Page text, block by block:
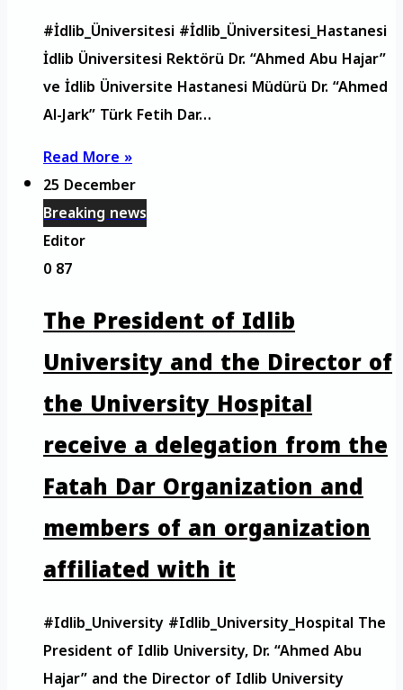
#İdlib_Üniversitesi #İdlib_Üniversitesi_Hastanesi
İdlib Üniversitesi Rektörü Dr. “Ahmed Abu Hajar”
ve İdlib Üniversite Hastanesi Müdürü Dr. “Ahmed
Al-Jark” Türk Fetih Dar…
Read More »
25 December
Breaking news
Editor
087
The President of Idlib
University and the Director of
the University Hospital
receive a delegation from the
Fatah Dar Organization and
members of an organization
affiliated with it
#Idlib_University #Idlib_University_Hospital The
President of Idlib University, Dr. “Ahmed Abu
Hajar” and the Director of Idlib University